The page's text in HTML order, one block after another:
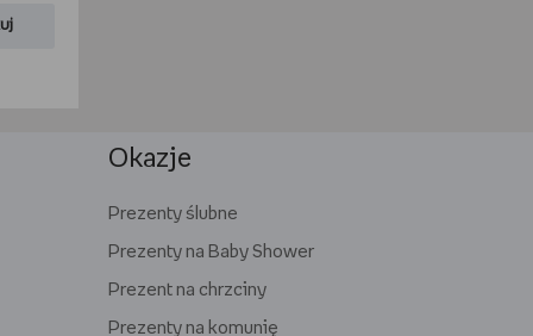
Okazje
Prezenty ślubne
Prezenty na Baby Shower
Prezent na chrzciny
Prezenty na komunię